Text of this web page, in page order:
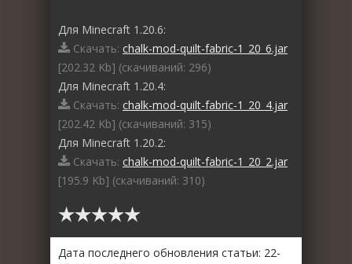
Для Minecraft 1.20.6:
Скачать: chalk-mod-quilt-fabric-1_20_6.jar
[202.32 Kb] (cкачиваний: 296)
Для Minecraft 1.20.4:
Скачать: chalk-mod-quilt-fabric-1_20_4.jar
[202.42 Kb] (cкачиваний: 315)
Для Minecraft 1.20.2:
Скачать: chalk-mod-quilt-fabric-1_20_2.jar
[195.9 Kb] (cкачиваний: 310)
Дата последнего обновления статьи: 22-